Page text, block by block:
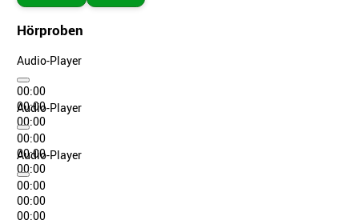
Hörproben
Audio-Player
00:00
00:00
00:00
Audio-Player
00:00
00:00
00:00
Audio-Player
00:00
00:00
00:00